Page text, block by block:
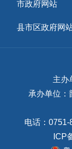
市政府网站
县市区政府网
主办
承办单位：
电话：0751-
ICP